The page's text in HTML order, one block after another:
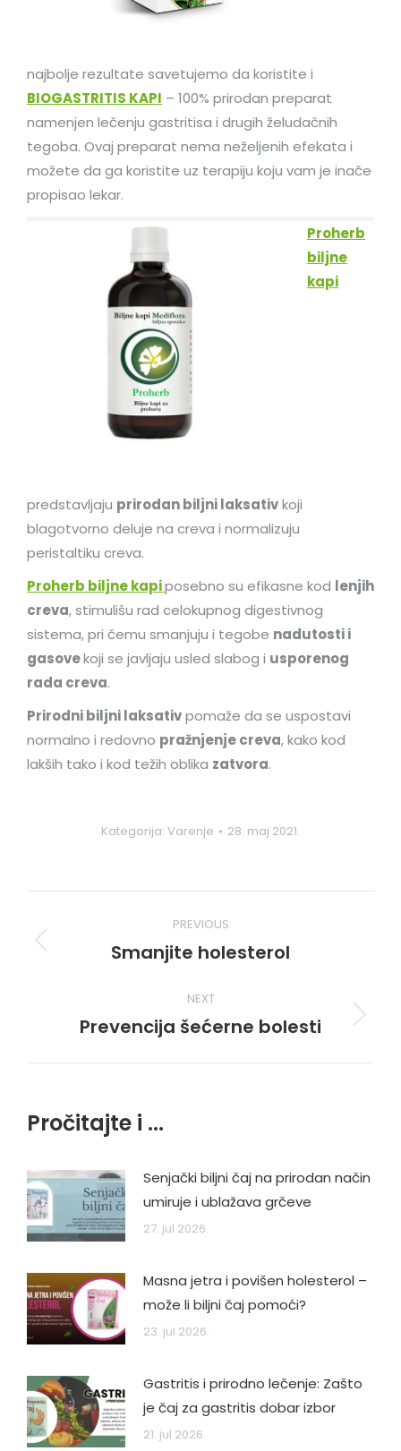
najbolje rezultate savetujemo da koristite i
BIOGASTRITIS KAPI – 100% prirodan preparat
namenjen lečenju gastritisa i drugih želudačnih
tegoba. Ovaj preparat nema neželjenih efekata i
možete da ga koristite uz terapiju koju vam je inače
propisao lekar.
Proherb
biljne
kapi
predstavljaju prirodan biljni laksativkoji
blagotvorno deluje na creva i normalizuju
peristaltiku creva.
Proherb biljne kapiposebno su efikasne kod lenjih
creva, stimulišu rad celokupnog digestivnog
sistema, pri čemu smanjuju i tegobe nadutosti i
gasovekoji se javljaju usled slabog i usporenog
rada creva.
Prirodni biljni laksativpomaže da se uspostavi
normalno i redovno pražnjenje creva, kako kod
lakših tako i kod težih oblika zatvora.
Kategorija: Varenje 28. maj 2021.
navigation
PREVIOUS
Previous
Smanjite holesterol
NEXT
Next
Prevencija šećerne bolesti
Pročitajte i ...
Senjački biljni čaj na prirodan način
umiruje i ublažava grčeve
27. jul 2026.
Masna jetra i povišen holesterol –
može li biljni čaj pomoći?
23. jul 2026.
Gastritis i prirodno lečenje: Zašto
je čaj za gastritis dobar izbor
21. jul 2026.